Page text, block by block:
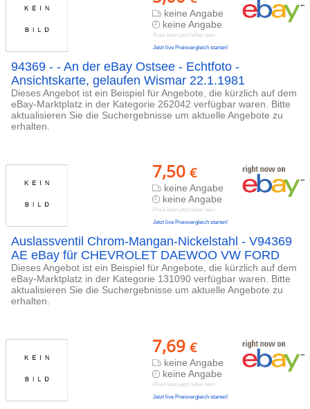
keine Angabe
keine Angabe
Preis kann jetzt höher sein
Jetzt live Preisvergleich starten!
94369 - - An der eBay Ostsee - Echtfoto -
Ansichtskarte, gelaufen Wismar 22.1.1981
Dieses Angebot ist ein Beispiel für Angebote, die kürzlich auf dem
eBay-Marktplatz in der Kategorie 262042 verfügbar waren. Bitte
aktualisieren Sie die Suchergebnisse um aktuelle Angebote zu
erhalten.
7,50 €
keine Angabe
keine Angabe
Preis kann jetzt höher sein
Jetzt live Preisvergleich starten!
Auslassventil Chrom-Mangan-Nickelstahl - V94369
AE eBay für CHEVROLET DAEWOO VW FORD
Dieses Angebot ist ein Beispiel für Angebote, die kürzlich auf dem
eBay-Marktplatz in der Kategorie 131090 verfügbar waren. Bitte
aktualisieren Sie die Suchergebnisse um aktuelle Angebote zu
erhalten.
7,69 €
keine Angabe
keine Angabe
Preis kann jetzt höher sein
Jetzt live Preisvergleich starten!